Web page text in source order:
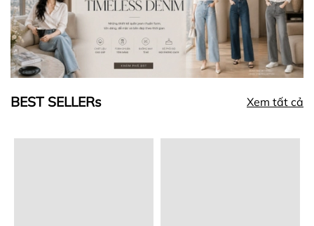
BEST SELLERs Xem tất cả